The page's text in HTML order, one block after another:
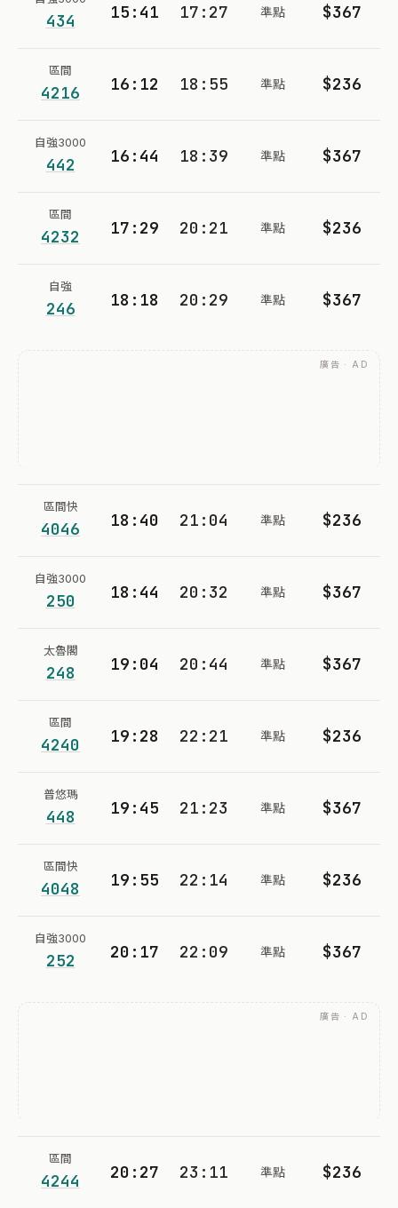
434 15:41 17:27 準點 $367
區間
4216 16:12 18:55 準點 $236
自強3000
442 16:44 18:39 準點 $367
區間
4232 17:29 20:21 準點 $236
自強
246 18:18 20:29 準點 $367
廣告 · AD
區間快
4046 18:40 21:04 準點 $236
自強3000
250 18:44 20:32 準點 $367
太魯閣
248 19:04 20:44 準點 $367
區間
4240 19:28 22:21 準點 $236
普悠瑪
448 19:45 21:23 準點 $367
區間快
4048 19:55 22:14 準點 $236
自強3000
252 20:17 22:09 準點 $367
廣告 · AD
區間
4244 20:27 23:11 準點 $236